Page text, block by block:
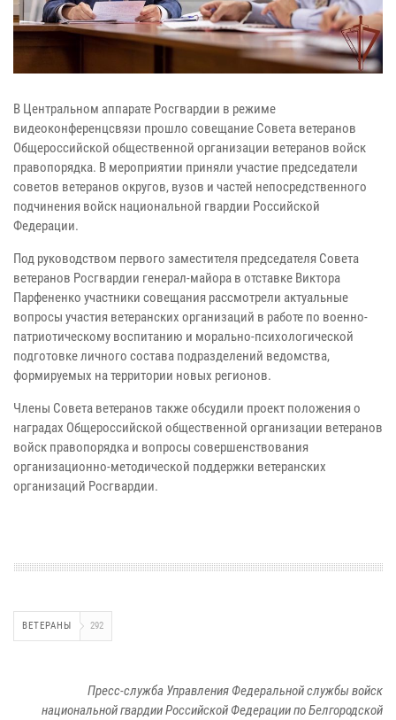
В Центральном аппарате Росгвардии в режиме
видеоконференцсвязи прошло совещание Совета ветеранов
Общероссийской общественной организации ветеранов войск
правопорядка. В мероприятии приняли участие председатели
советов ветеранов округов, вузов и частей непосредственного
подчинения войск национальной гвардии Российской
Федерации.
Под руководством первого заместителя председателя Совета
ветеранов Росгвардии генерал-майора в отставке Виктора
Парфененко участники совещания рассмотрели актуальные
вопросы участия ветеранских организаций в работе по военно-
патриотическому воспитанию и морально-психологической
подготовке личного состава подразделений ведомства,
формируемых на территории новых регионов.
Члены Совета ветеранов также обсудили проект положения о
наградах Общероссийской общественной организации ветеранов
войск правопорядка и вопросы совершенствования
организационно-методической поддержки ветеранских
организаций Росгвардии.
ВЕТЕРАНЫ 292
Пресс-служба Управления Федеральной службы войск
национальной гвардии Российской Федерации по Белгородской